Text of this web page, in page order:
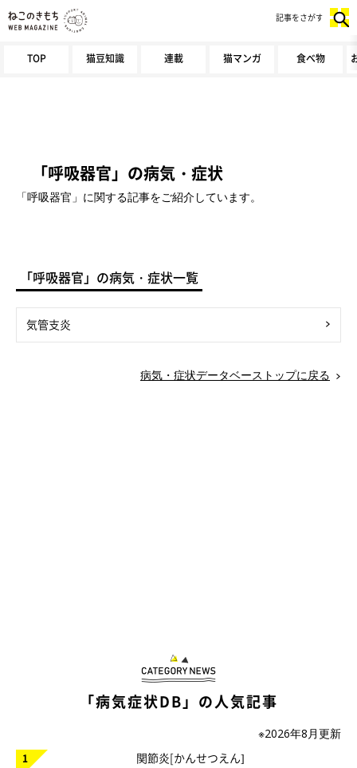
TOP 猫豆知識 連載 猫マンガ 食べ物
記事をさがす
「呼吸器官」の病気・症状
「呼吸器官」に関する記事をご紹介しています。
「呼吸器官」の病気・症状一覧
気管支炎
病気・症状データベーストップに戻る
「病気症状DB」の人気記事
※2026年8月更新
関節炎[かんせつえん]